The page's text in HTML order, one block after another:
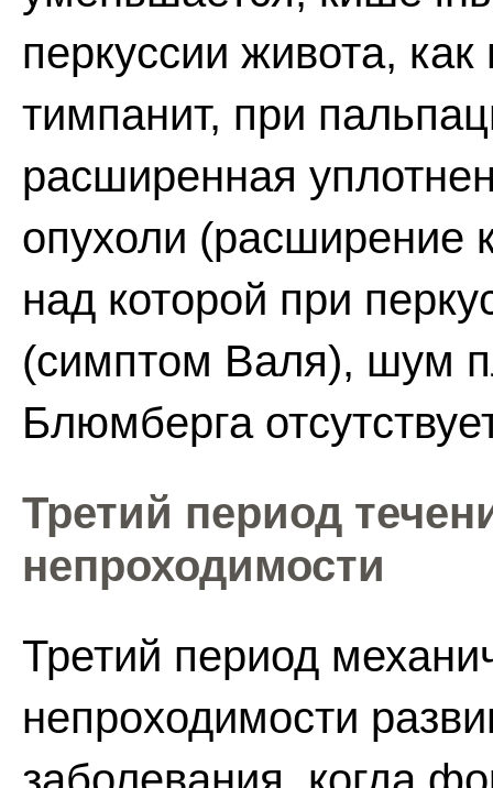
перкуссии живота,
тимпанит, при
расширенная
опухоли (расширение
над которой при
(симптом Валя), шум
Блюмберга
Третий период
непроходимости
Третий период
непроходимости